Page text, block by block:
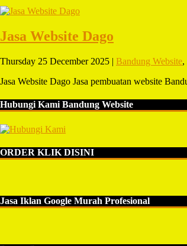
Jasa Website Dago
Thursday 25 December 2025 | Bandung Website,
Jasa Website Dago Jasa pembuatan website
Hubungi Kami Bandung Website
ORDER KLIK DISINI
Jasa Iklan Google Murah Profesional